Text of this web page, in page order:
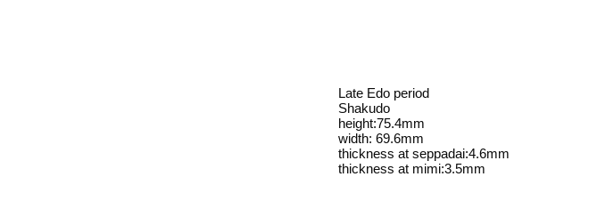
Late Edo period
Shakudo
height:75.4mm
width: 69.6mm
thickness at seppadai:4.6mm
thickness at mimi:3.5mm